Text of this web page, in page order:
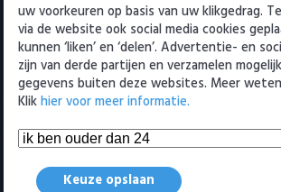
Sano aan het woord na PSV-
transfer: 'PSV is een topclub'
8 augustus 2026 14:10
Samenvattingen Eredivisie
uw voorkeuren op basis van uw klikgedrag.
via de website ook social media cookies
kunnen ‘liken’ en ‘delen’. Advertentie- en
zijn van derde partijen en verzamelen
gegevens buiten deze websites. Meer
Klikhier voor meer informatie.
Keuze opslaan